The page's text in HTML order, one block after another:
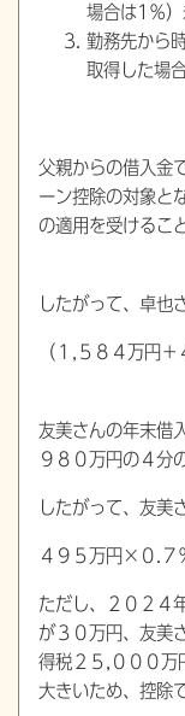
場合は1％
勤務先から
取得した場
父親からの借入金
ーン控除の対象と
の適用を受けるこ
したがって、卓也
（１,５８４万円
友美さんの年末借
９８０万円の４分
したがって、友美
４９５万円×０.７
ただし、２０２４
が３０万円、友美
得税２５,０００万
大きいため、控除